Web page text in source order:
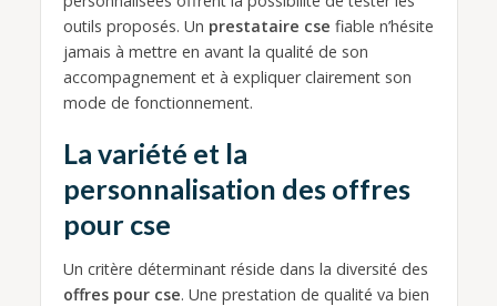
outils proposés. Un prestataire cse fiable n’hésite
jamais à mettre en avant la qualité de son
accompagnement et à expliquer clairement son
mode de fonctionnement.
La variété et la
personnalisation des offres
pour cse
Un critère déterminant réside dans la diversité des
offres pour cse. Une prestation de qualité va bien